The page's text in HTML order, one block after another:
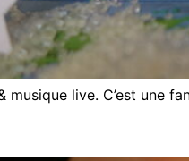
musique live. C’est une